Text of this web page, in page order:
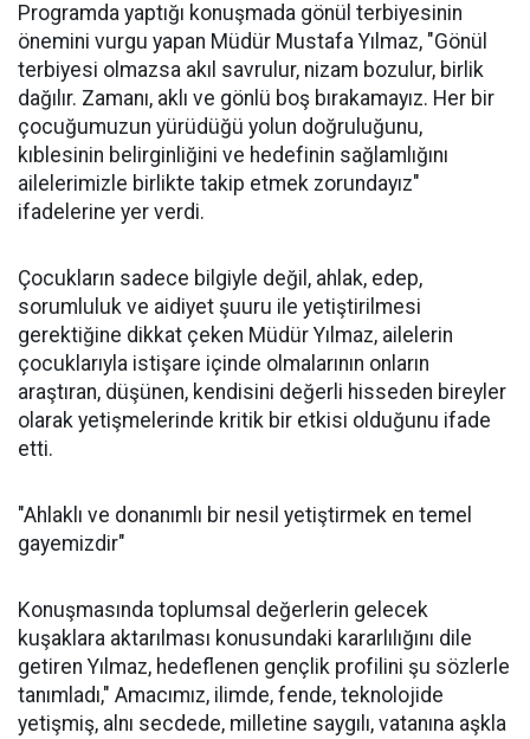
Programda yaptığı konuşmada gönül terbiyesinin
önemini vurgu yapan Müdür Mustafa Yılmaz, "Gönül
terbiyesi olmazsa akıl savrulur, nizam bozulur, birlik
dağılır. Zamanı, aklı ve gönlü boş bırakamayız. Her bir
çocuğumuzun yürüdüğü yolun doğruluğunu,
kıblesinin belirginliğini ve hedefinin sağlamlığını
ailelerimizle birlikte takip etmek zorundayız"
ifadelerine yer verdi.
Çocukların sadece bilgiyle değil, ahlak, edep,
sorumluluk ve aidiyet şuuru ile yetiştirilmesi
gerektiğine dikkat çeken Müdür Yılmaz, ailelerin
çocuklarıyla istişare içinde olmalarının onların
araştıran, düşünen, kendisini değerli hisseden bireyler
olarak yetişmelerinde kritik bir etkisi olduğunu ifade
etti.
"Ahlaklı ve donanımlı bir nesil yetiştirmek en temel
gayemizdir"
Konuşmasında toplumsal değerlerin gelecek
kuşaklara aktarılması konusundaki kararlılığını dile
getiren Yılmaz, hedeflenen gençlik profilini şu sözlerle
tanımladı," Amacımız, ilimde, fende, teknolojide
yetişmiş, alnı secdede, milletine saygılı, vatanına aşkla